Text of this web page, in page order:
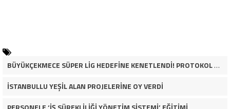
BÜYÜKÇEKMECE SÜPER LİG HEDEFİNE KENETLENDİ! PROTOKOL VE İŞ DÜNYASINDAN BASKETBOL TAKIMINA TAM DESTEK…
İSTANBULLU YEŞİL ALAN PROJELERİNE OY VERDİ